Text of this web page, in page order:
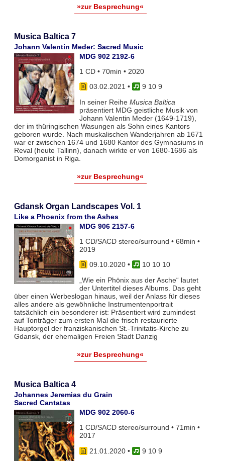
»zur Besprechung«
Musica Baltica 7
Johann Valentin Meder: Sacred Music
MDG 902 2192-6
1 CD • 70min • 2020
03.02.2021 •
9 10 9
In seiner Reihe Musica Baltica
präsentiert MDG geistliche Musik von
Johann Valentin Meder (1649-1719),
der im thüringischen Wasungen als Sohn eines Kantors
geboren wurde. Nach muskalischen Wanderjahren ab 1671
war er zwischen 1674 und 1680 Kantor des Gymnasiums in
Reval (heute Tallinn), danach wirkte er von 1680-1686 als
Domorganist in Riga.
»zur Besprechung«
Gdansk Organ Landscapes Vol. 1
Like a Phoenix from the Ashes
MDG 906 2157-6
1 CD/SACD stereo/surround • 68min •
2019
09.10.2020•
10 10 10
„Wie ein Phönix aus der Asche“ lautet
der Untertitel dieses Albums. Das geht
über einen Werbeslogan hinaus, weil der Anlass für dieses
alles andere als gewöhnliche Instrumentenportrait
tatsächlich ein besonderer ist: Präsentiert wird zumindest
auf Tonträger zum ersten Mal die frisch restaurierte
Hauptorgel der franziskanischen St.-Trinitatis-Kirche zu
Gdansk, der ehemaligen Freien Stadt Danzig
»zur Besprechung«
Musica Baltica 4
Johannes Jeremias du Grain
Sacred Cantatas
MDG 902 2060-6
1 CD/SACD stereo/surround • 71min •
2017
21.01.2020•
9 10 9